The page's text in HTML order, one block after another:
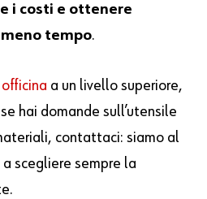
i costi e ottenere
tempo.
officina a un livello superiore,
hai domande sull’utensile
contattaci: siamo al
scegliere sempre la